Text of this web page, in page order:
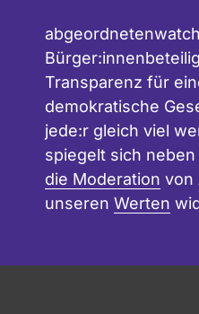
Transparenz für
demokratische
jede:r gleich viel
spiegelt sich
die Moderation von
unseren Werten